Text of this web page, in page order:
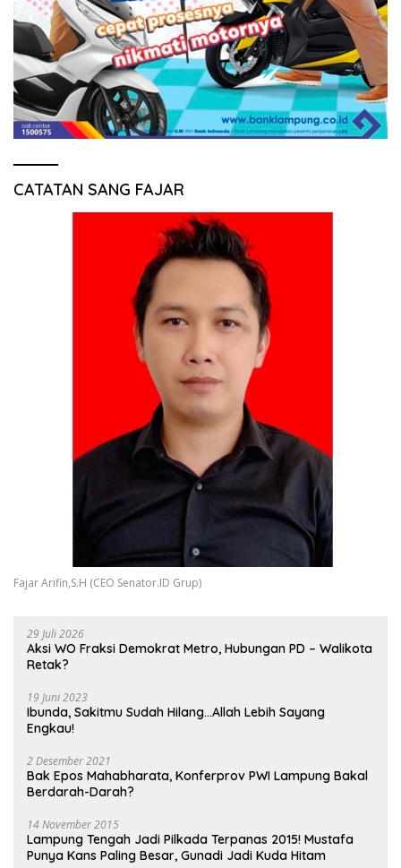
CATATAN SANG FAJAR
Fajar Arifin,S.H (CEO Senator.ID Grup)
29 Juli 2026
Aksi WO Fraksi Demokrat Metro, Hubungan PD – Walikota
Retak?
19 Juni 2023
Ibunda, Sakitmu Sudah Hilang…Allah Lebih Sayang
Engkau!
2 Desember 2021
Bak Epos Mahabharata, Konferprov PWI Lampung Bakal
Berdarah-Darah?
14 November 2015
Lampung Tengah Jadi Pilkada Terpanas 2015! Mustafa
Punya Kans Paling Besar, Gunadi Jadi Kuda Hitam